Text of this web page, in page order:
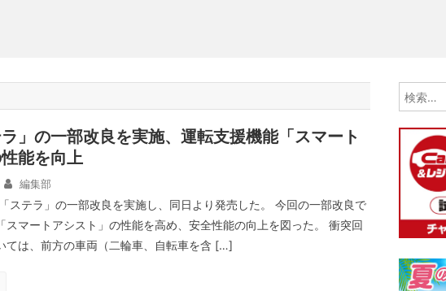
」の一部改良を実施、運転支援機能「スマート
能を向上
編集部
ステラ」の一部改良を実施し、同日より発売した。 今回の一部改良で
スマートアシスト」の性能を高め、安全性能の向上を図った。 衝突回
ては、前方の車両（二輪車、自転車を含 […]